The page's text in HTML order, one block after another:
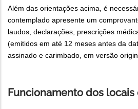
Além das orientações acima, é
contemplado apresente um
laudos, declarações, prescrições
(emitidos em até 12 meses antes da
assinado e carimbado, em versão
Funcionamento dos locais